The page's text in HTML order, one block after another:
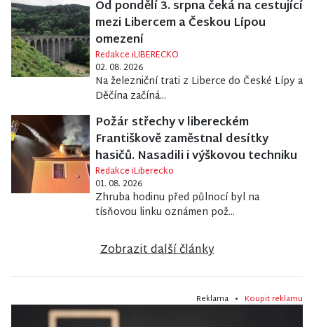
Od pondělí 3. srpna čeká na cestující
mezi Libercem a Českou Lípou
omezení
Redakce iLIBERECKO
02. 08. 2026
Na železniční trati z Liberce do České Lípy a
Děčína začíná...
Požár střechy v libereckém
Františkově zaměstnal desítky
hasičů. Nasadili i výškovou techniku
Redakce iLiberecko
01. 08. 2026
Zhruba hodinu před půlnocí byl na
tísňovou linku oznámen pož...
Zobrazit další články
Reklama • Koupit reklamu